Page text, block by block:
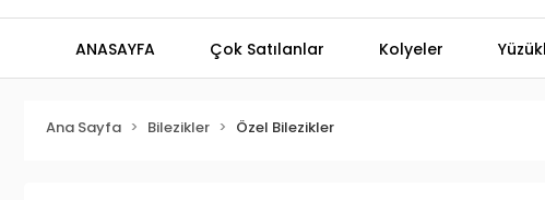
ANASAYFA Çok Satılanlar Kolyeler
Ana Sayfa Bilezikler Özel Bilezikler